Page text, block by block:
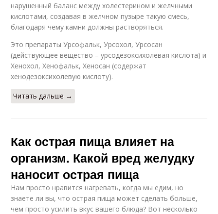
нарушенный баланс между холестерином и желчными
кислотами, создавая в желчном пузыре такую смесь,
благодаря чему камни должны растворяться.
Это препараты Урсофальк, Урсохол, Урсосан
(действующее вещество – урсодезоксихолевая кислота) и
Хенохол, Хенофальк, Хеносан (содержат
хенодезоксихолевую кислоту).
Читать дальше →
Как острая пища влияет на
организм. Какой вред желудку
наносит острая пища
Нам просто нравится нагревать, когда мы едим, но
знаете ли вы, что острая пища может сделать больше,
чем просто усилить вкус вашего блюда? Вот несколько